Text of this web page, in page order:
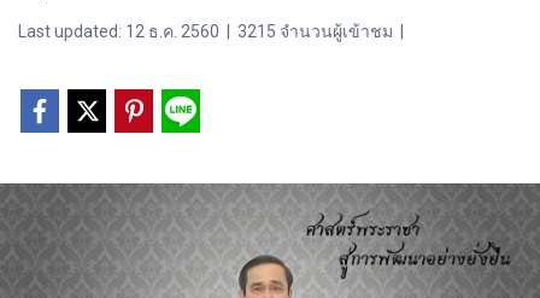
Last updated: 12 ธ.ค. 2560 3215 จำนวนผู้เข้าชม